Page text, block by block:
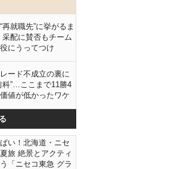
再就職先”に挙がるま
采配に賛否もチーム
にうってつけ
ード不成立の裏に
科”…ここまで11勝4
値が低かったワケ
い！北海道・ニセ
旅 絶景とアクティ
「ニセコ東急 グラ